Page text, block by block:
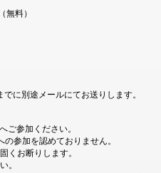
無料）
に別途メールにてお送りします。
ご参加ください。
参加を認めておりません。
くお断りします。
。